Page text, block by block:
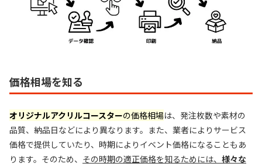
価格相場を知る
オリジナルアクリルコースターの価格相場は、発注枚数や素材の
品質、納品日などにより異なります。また、業者によりサービス
価格で提供していたり、時期によりイベント価格になることもあ
ります。そのため、 その時期の適正価格を知るためには、 様々な